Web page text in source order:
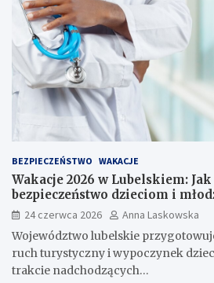
BEZPIECZEŃSTWO WAKACJE
Wakacje 2026 w Lubelskiem:
bezpieczeństwo dzieciom i
24 czerwca 2026
Anna Laskowska
Województwo lubelskie
ruch turystyczny i wypoczynek
trakcie nadchodzących…